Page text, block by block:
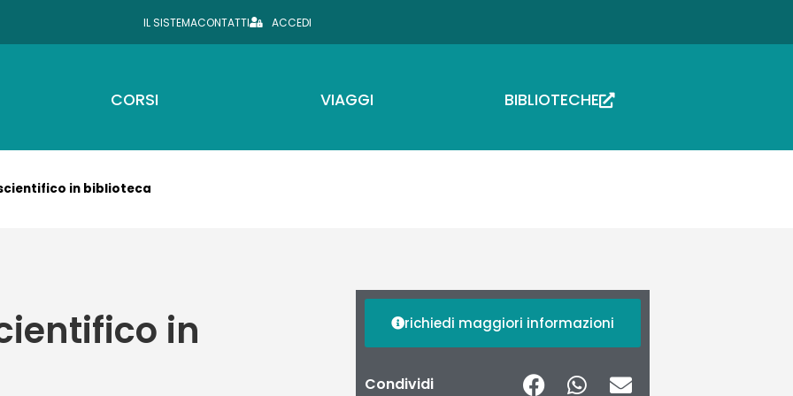
IL SISTEMACONTATTI ACCEDI
CORSI VIAGGI BIBLIOTECHE
in biblioteca
in richiedi maggiori informazioni
Condividi